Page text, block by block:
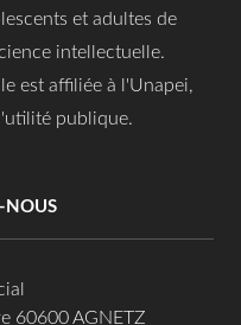
et adultes de
intellectuelle.
est affiliée à l'Unapei,
publique.
NOUS
60600 AGNETZ